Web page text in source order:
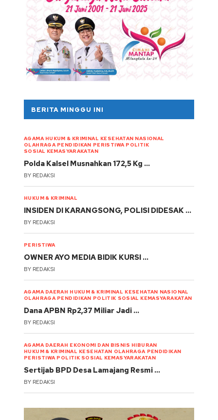
BERITA MINGGU INI
AGAMA HUKUM & KRIMINAL KESEHATAN NASIONAL
OLAHRAGA PENDIDIKAN PERISTIWA POLITIK
SOSIAL KEMASYARAKATAN
Polda Kalsel Musnahkan 172,5 Kg …
BY REDAKSI
HUKUM & KRIMINAL
INSIDEN DI KARANGSONG, POLISI DIDESAK …
BY REDAKSI
PERISTIWA
OWNER AYO MEDIA BIDIK KURSI …
BY REDAKSI
AGAMA DAERAH HUKUM & KRIMINAL KESEHATAN NASIONAL
OLAHRAGA PENDIDIKAN POLITIK SOSIAL KEMASYARAKATAN
Dana APBN Rp2,37 Miliar Jadi …
BY REDAKSI
AGAMA DAERAH EKONOMI DAN BISNIS HIBURAN
HUKUM & KRIMINAL KESEHATAN OLAHRAGA PENDIDIKAN
PERISTIWA POLITIK SOSIAL KEMASYARAKATAN
Sertijab BPD Desa Lamajang Resmi …
BY REDAKSI